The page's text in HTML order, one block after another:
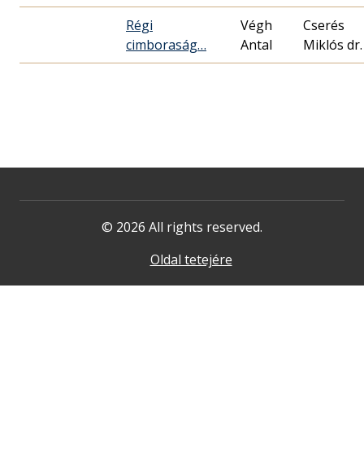
Régi
cimboraság…
Végh
Antal
Cserés
Miklós dr.
© 2026 All rights reserved.
Oldal tetejére